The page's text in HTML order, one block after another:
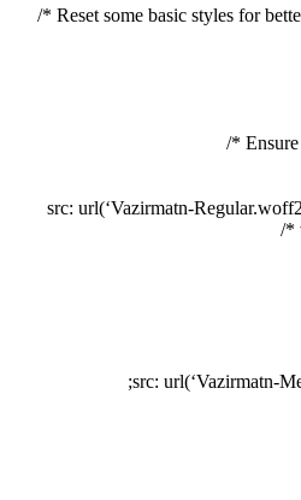
src: url(‘Vazirmatn-
src: url(‘Vazirmatn-